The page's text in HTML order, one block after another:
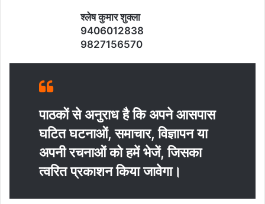
श्‍लेष कुमार शुक्‍ला
9406012838
9827156570
पाठकों से अनुराध है कि अपने आसपास
घटित घटनाओं, समाचार, विज्ञापन या
अपनी रचनाओं को हमें भेजें, जिसका
त्‍वरित प्रकाशन किया जावेगा।